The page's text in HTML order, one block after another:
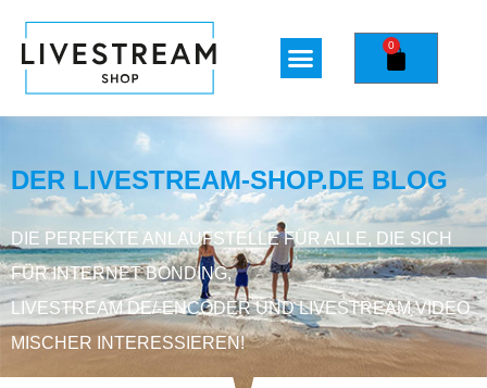
0
DER LIVESTREAM-SHOP.DE BLOG
DIE PERFEKTE ANLAUFSTELLE FÜR ALLE, DIE SICH
FÜR INTERNET BONDING,
LIVESTREAM DE/-ENCODER UND LIVESTREAM VIDEO
MISCHER INTERESSIEREN!